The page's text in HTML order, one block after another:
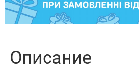
Описание